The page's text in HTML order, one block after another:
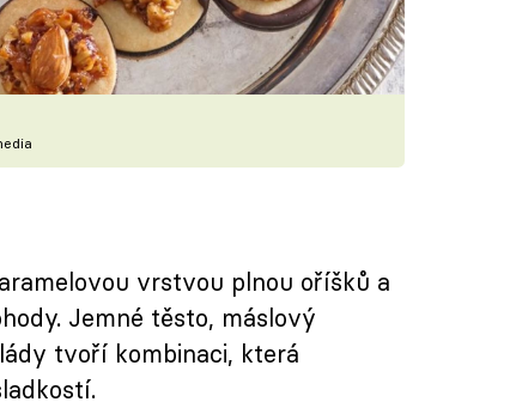
vrstvou plnou oříšků a
Jemné těsto, máslový
tvoří kombinaci, která